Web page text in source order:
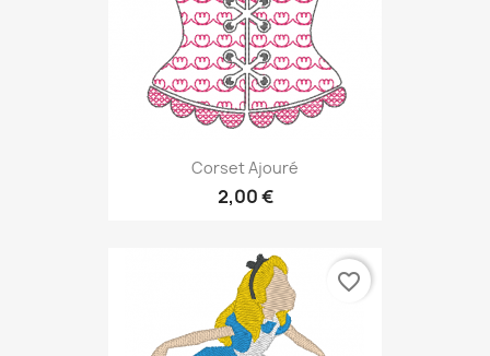
Corset Ajouré
2,00 €
favorite_border